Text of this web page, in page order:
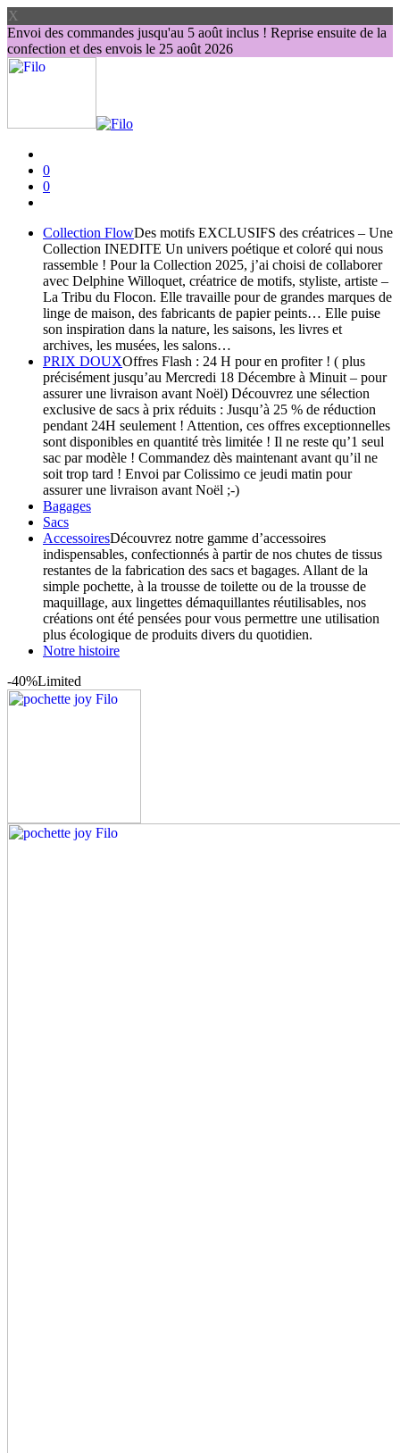
X
Envoi des commandes jusqu'au 5 août inclus ! Reprise ensuite de la
confection et des envois le 25 août 2026
0
0
Collection FlowDes motifs EXCLUSIFS des créatrices – Une
Collection INEDITE Un univers poétique et coloré qui nous
rassemble ! Pour la Collection 2025, j’ai choisi de collaborer
avec Delphine Willoquet, créatrice de motifs, styliste, artiste –
La Tribu du Flocon. Elle travaille pour de grandes marques de
linge de maison, des fabricants de papier peints… Elle puise
son inspiration dans la nature, les saisons, les livres et
archives, les musées, les salons…
PRIX DOUXOffres Flash : 24 H pour en profiter ! ( plus
précisément jusqu’au Mercredi 18 Décembre à Minuit – pour
assurer une livraison avant Noël) Découvrez une sélection
exclusive de sacs à prix réduits : Jusqu’à 25 % de réduction
pendant 24H seulement ! Attention, ces offres exceptionnelles
sont disponibles en quantité très limitée ! Il ne reste qu’1 seul
sac par modèle ! Commandez dès maintenant avant qu’il ne
soit trop tard ! Envoi par Colissimo ce jeudi matin pour
assurer une livraison avant Noël ;-)
Bagages
Sacs
AccessoiresDécouvrez notre gamme d’accessoires
indispensables, confectionnés à partir de nos chutes de tissus
restantes de la fabrication des sacs et bagages. Allant de la
simple pochette, à la trousse de toilette ou de la trousse de
maquillage, aux lingettes démaquillantes réutilisables, nos
créations ont été pensées pour vous permettre une utilisation
plus écologique de produits divers du quotidien.
Notre histoire
-40%Limited